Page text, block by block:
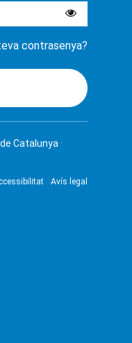
contrasenya?
Catalunya ·
Avís legal